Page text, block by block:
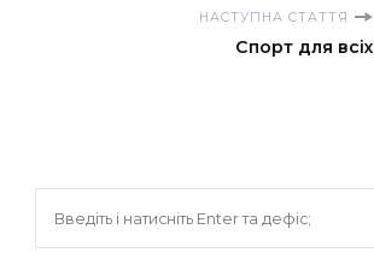
НАСТУПНА СТАТТЯ
Спорт для всіх